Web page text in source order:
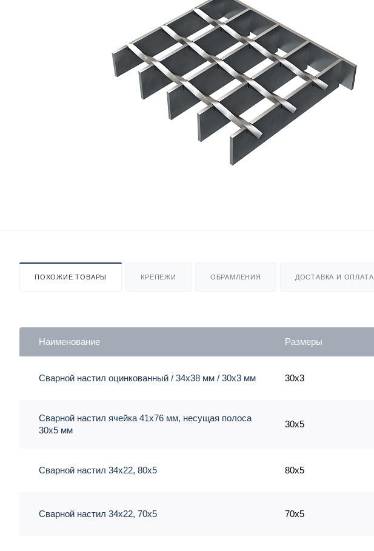
ПОХОЖИЕ ТОВАРЫ КРЕПЕЖИ ОБРАМЛЕНИЯ ДОСТАВКА И ОПЛАТА
Наименование Размеры
Сварной настил оцинкованный / 34х38 мм / 30х3 мм 30x3
Сварной настил ячейка 41х76 мм, несущая полоса
30х5 мм
30x5
Сварной настил 34х22, 80х5 80x5
Сварной настил 34х22, 70х5 70x5